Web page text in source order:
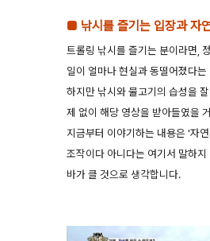
■ 낚시를 즐기는 입장과 자
트롤링 낚시를 즐기는 분이라면,
일이 얼마나 현실과 동떨어졌다
하지만 낚시와 물고기의 습성을
제 없이 해당 영상을 받아들였을
지금부터 이야기하는 내용은 '자
조작이다 아니다는 여기서 말하
바가 클 것으로 생각합니다.